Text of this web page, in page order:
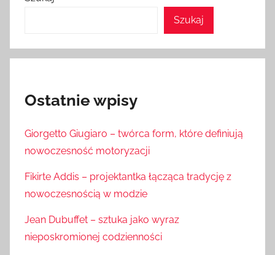
Szukaj
Ostatnie wpisy
Giorgetto Giugiaro – twórca form, które definiują
nowoczesność motoryzacji
Fikirte Addis – projektantka łącząca tradycję z
nowoczesnością w modzie
Jean Dubuffet – sztuka jako wyraz
nieposkromionej codzienności